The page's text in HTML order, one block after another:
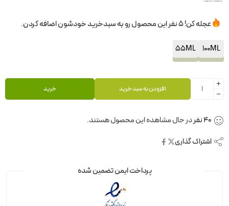
عجله کن! 5 نفر این محصول رو به سبدخرید خودشون اضافه کردن.
100ML
55ML
افزودن به سبد خرید خرید
40نفردر حال مشاهده این محصول هستند.
اشتراک گذاری
پرداخت ایمن تضمین شده